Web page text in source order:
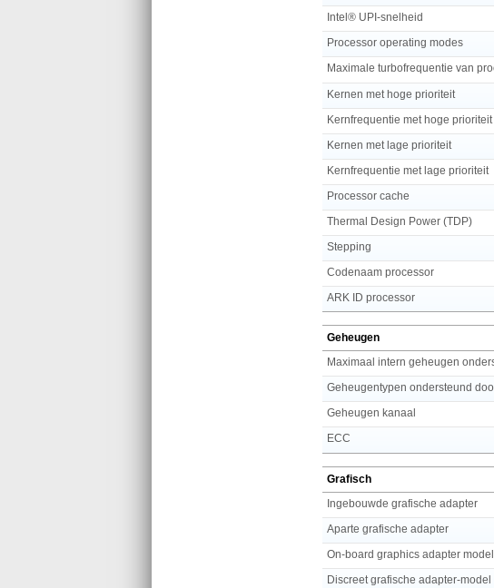
Intel® UPI-snelheid
Processor operating modes
Kernen met hoge prioriteit
Kernfrequentie met hoge prioriteit
Kernen met lage prioriteit
Kernfrequentie met lage prioriteit
Processor cache
Thermal Design Power (TDP)
Stepping
Codenaam processor
ARK ID processor
Geheugen
Geheugen kanaal
ECC
Grafisch
Ingebouwde grafische adapter
Aparte grafische adapter
On-board graphics adapter model
Discreet grafische adapter-model